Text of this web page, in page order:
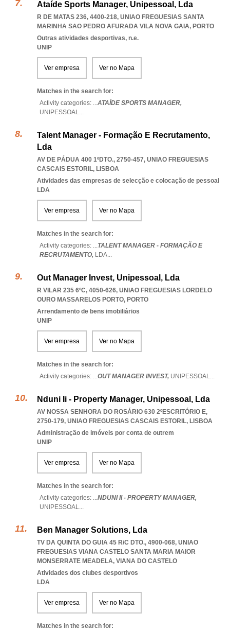
Ataíde Sports Manager, Unipessoal, Lda
R DE MATAS 236, 4400-218, UNIAO FREGUESIAS SANTA
MARINHA SAO PEDRO AFURADA VILA NOVA GAIA, PORTO
Outras atividades desportivas, n.e.
UNIP
Ver empresa Ver no Mapa
Matches in the search for:
Activity categories: ...ATAÍDE SPORTS MANAGER,
UNIPESSOAL...
Talent Manager - Formação E Recrutamento,
Lda
AV DE PÁDUA 400 1ºDTO., 2750-457, UNIAO FREGUESIAS
CASCAIS ESTORIL, LISBOA
Atividades das empresas de selecção e colocação de pessoal
LDA
Ver empresa Ver no Mapa
Matches in the search for:
Activity categories: ...TALENT MANAGER - FORMAÇÃO E
RECRUTAMENTO, LDA...
Out Manager Invest, Unipessoal, Lda
R VILAR 235 6ºC, 4050-626, UNIAO FREGUESIAS LORDELO
OURO MASSARELOS PORTO, PORTO
Arrendamento de bens imobiliários
UNIP
Ver empresa Ver no Mapa
Matches in the search for:
Activity categories: ...OUT MANAGER INVEST, UNIPESSOAL...
Nduni Ii - Property Manager, Unipessoal, Lda
AV NOSSA SENHORA DO ROSÁRIO 630 2ºESCRITÓRIO E,
2750-179, UNIAO FREGUESIAS CASCAIS ESTORIL, LISBOA
Administração de imóveis por conta de outrem
UNIP
Ver empresa Ver no Mapa
Matches in the search for:
Activity categories: ...NDUNI II - PROPERTY MANAGER,
UNIPESSOAL...
Ben Manager Solutions, Lda
TV DA QUINTA DO GUIA 45 R/C DTO., 4900-068, UNIAO
FREGUESIAS VIANA CASTELO SANTA MARIA MAIOR
MONSERRATE MEADELA, VIANA DO CASTELO
Atividades dos clubes desportivos
LDA
Ver empresa Ver no Mapa
Matches in the search for: